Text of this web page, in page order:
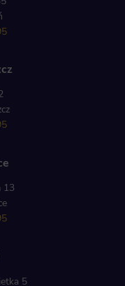
13
5